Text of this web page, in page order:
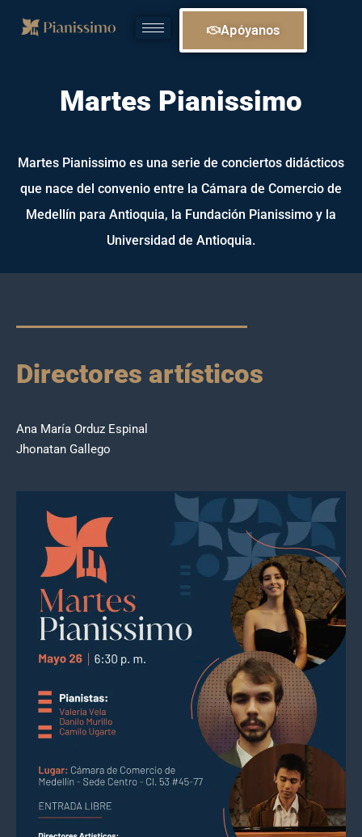
Apóyanos
Martes Pianissimo
Martes Pianissimo es una serie de conciertos didácticos
que nace del convenio entre la Cámara de Comercio de
Medellín para Antioquia, la Fundación Pianissimo y la
Universidad de Antioquia.
Directores artísticos
Ana María Orduz Espinal
Jhonatan Gallego